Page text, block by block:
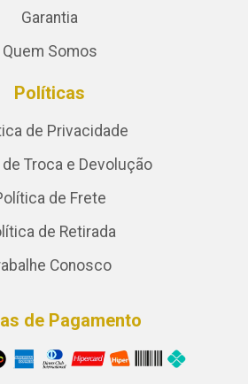
Garantia
Quem Somos
Políticas
de Privacidade
Troca e Devolução
de Frete
de Retirada
Conosco
de Pagamento